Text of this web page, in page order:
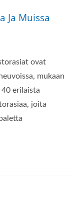
Ja Muissa
ovat
mukaan
40 erilaista
joita